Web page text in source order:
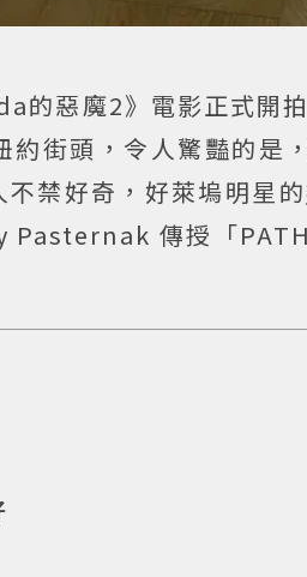
的惡魔2》電影正式開
街頭，令人驚豔的是
禁好奇，好萊塢明星的
Pasternak 傳授「